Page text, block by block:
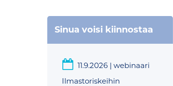
Sinua voisi kiinnostaa
11.9.2026| webinaari
Ilmastoriskeihin